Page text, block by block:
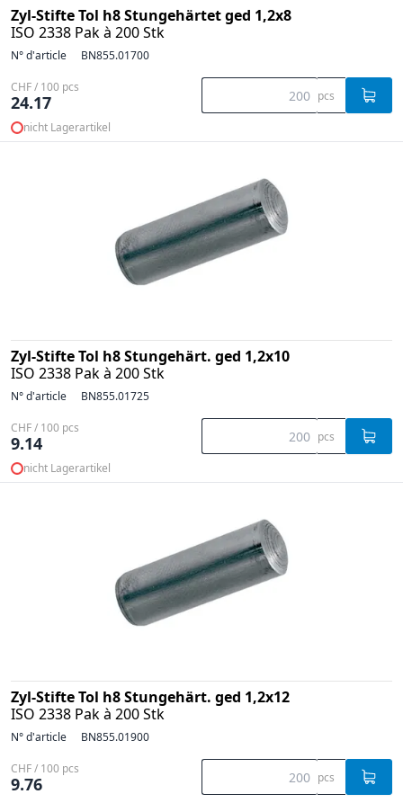
Zyl-Stifte Tol h8 Stungehärtet ged 1,2x8
ISO 2338 Pak à 200 Stk
N° d'article BN855.01700
CHF / 100 pcs
24.17 pcs
nicht Lagerartikel
Zyl-Stifte Tol h8 Stungehärt. ged 1,2x10
ISO 2338 Pak à 200 Stk
N° d'article BN855.01725
CHF / 100 pcs
9.14 pcs
nicht Lagerartikel
Zyl-Stifte Tol h8 Stungehärt. ged 1,2x12
ISO 2338 Pak à 200 Stk
N° d'article BN855.01900
CHF / 100 pcs
9.76 pcs